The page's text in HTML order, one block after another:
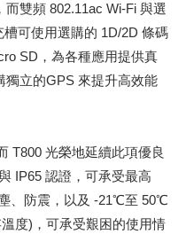
雙頻 802.11ac Wi-Fi 與選
可使用選購的 1D/2D 條碼
SD，為各種應用提供真
獨立的GPS 來提升高效能
T800 光榮地延續此項優良
IP65 認證，可承受最高
、防震，以及 -21℃至 50℃
度)，可承受艱困的使用情